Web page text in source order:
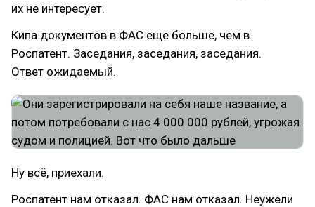
их не интересует.
Кипа документов в ФАС еще больше, чем в
Роспатент. Заседания, заседания, заседания.
Ответ ожидаемый.
Ну всё, приехали.
Роспатент нам отказал. ФАС нам отказал. Неужели